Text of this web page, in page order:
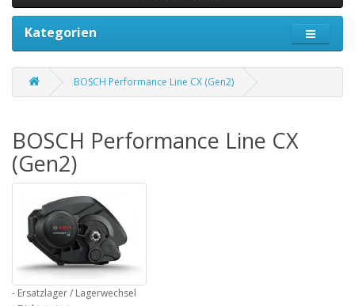
Kategorien
BOSCH Performance Line CX (Gen2)
BOSCH Performance Line CX
(Gen2)
- Ersatzlager / Lagerwechsel